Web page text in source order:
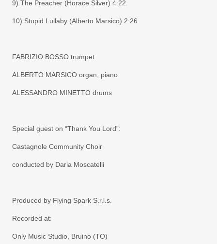
9) The Preacher (Horace Silver) 4:22
10) Stupid Lullaby (Alberto Marsico) 2:26
FABRIZIO BOSSO trumpet
ALBERTO MARSICO organ, piano
ALESSANDRO MINETTO drums
Special guest on “Thank You Lord”:
Castagnole Community Choir
conducted by Daria Moscatelli
Produced by Flying Spark S.r.l.s.
Recorded at:
Only Music Studio, Bruino (TO)